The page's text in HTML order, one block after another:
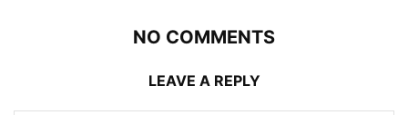
NO COMMENTS
LEAVE A REPLY